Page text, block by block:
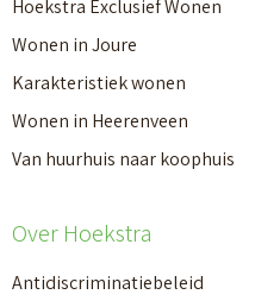
Hoekstra Exclusief Wonen
Wonen in Joure
Karakteristiek wonen
Wonen in Heerenveen
Van huurhuis naar koophuis
Over Hoekstra
Antidiscriminatiebeleid